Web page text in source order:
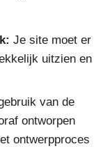
Je site moet er
uitzien en
van de
ontworpen
ontwerpproces